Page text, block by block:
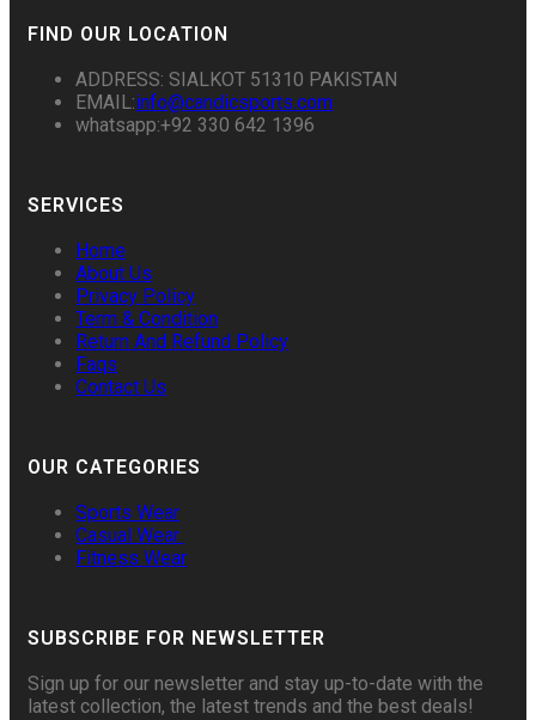
FIND OUR LOCATION
ADDRESS: SIALKOT 51310 PAKISTAN
EMAIL:info@candicsports.com
whatsapp:+92 330 642 1396
SERVICES
Home
About Us
Privacy Policy
Term & Condition
Return And Refund Policy
Faqs
Contact Us
OUR CATEGORIES
Sports Wear
Casual Wear
Fitness Wear
SUBSCRIBE FOR NEWSLETTER
Sign up for our newsletter and stay up-to-date with the
latest collection, the latest trends and the best deals!